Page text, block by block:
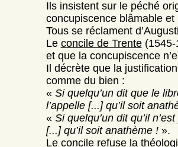
Ils insistent sur le péché
concupiscence blâmable
Tous se réclament
Le concile de Trente(1545-
et que la concupiscence
Il décrète que la
comme du bien :
« Si quelqu’un dit que le
l’appelle [...] qu’il soit
« Si quelqu’un dit qu’il
[...] qu’il soit anathème !».
Le concile refuse la